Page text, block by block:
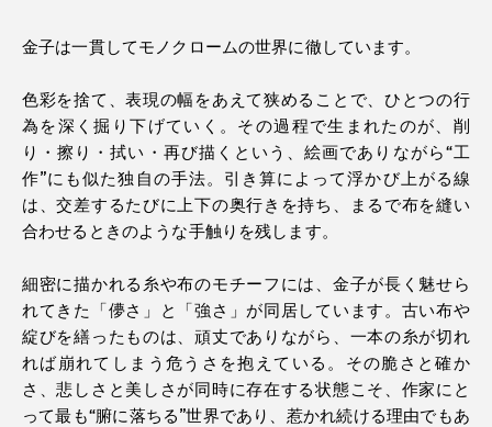
金子は一貫してモノクロームの世界に徹しています。
色彩を捨て、表現の幅をあえて狭めることで、ひとつの行
為を深く掘り下げていく。その過程で生まれたのが、削
り・擦り・拭い・再び描くという、絵画でありながら“工
作”にも似た独自の手法。引き算によって浮かび上がる線
は、交差するたびに上下の奥行きを持ち、まるで布を縫い
合わせるときのような手触りを残します。
細密に描かれる糸や布のモチーフには、金子が長く魅せら
れてきた「儚さ」と「強さ」が同居しています。古い布や
綻びを繕ったものは、頑丈でありながら、一本の糸が切れ
れば崩れてしまう危うさを抱えている。その脆さと確か
さ、悲しさと美しさが同時に存在する状態こそ、作家にと
って最も“腑に落ちる”世界であり、惹かれ続ける理由でもあ